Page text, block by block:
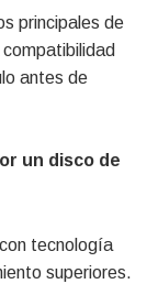
principales de
antes de
un disco de
tecnología
superiores.